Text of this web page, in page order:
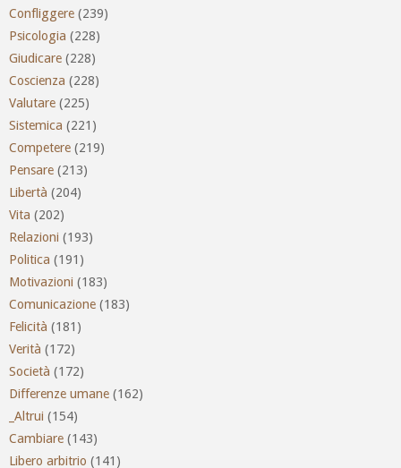
Confliggere (239)
Psicologia (228)
Giudicare (228)
Coscienza (228)
Valutare (225)
Sistemica (221)
Competere (219)
Pensare (213)
Libertà (204)
Vita (202)
Relazioni (193)
Politica (191)
Motivazioni (183)
Comunicazione (183)
Felicità (181)
Verità (172)
Società (172)
Differenze umane (162)
_Altrui (154)
Cambiare (143)
Libero arbitrio (141)